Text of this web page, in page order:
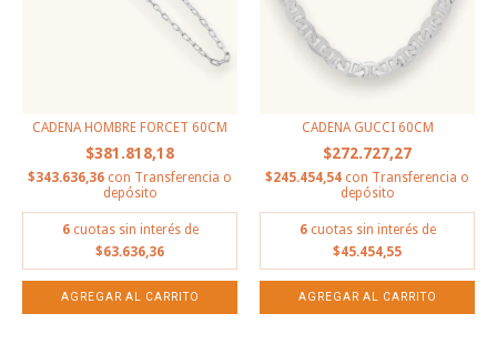
CADENA HOMBRE FORCET 60CM
$381.818,18
$343.636,36 con Transferencia o
depósito
6 cuotas sin interés de
$63.636,36
CADENA GUCCI 60CM
$272.727,27
$245.454,54 con Transferencia o
depósito
6 cuotas sin interés de
$45.454,55